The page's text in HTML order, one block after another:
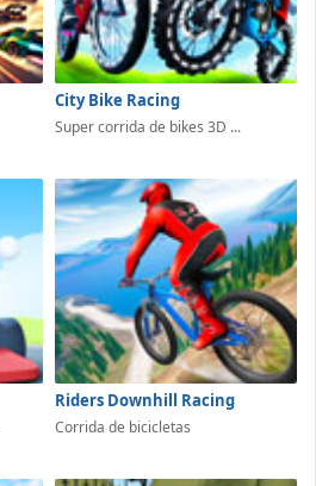
City Bike Racing
Super corrida de bikes 3D ...
Riders Downhill Racing
Corrida de bicicletas